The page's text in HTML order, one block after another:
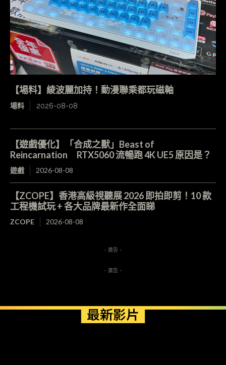
【場料】綾波麗加持！動漫聯乘都玩磁軸
場料 2026-08-08
【遊戲優化】「合成之獸」Beast of
Reincarnation RTX5060 流暢跑 4K UE5 原因是？
遊戲 2026-08-08
【ZCOPE】香港高級視聽展 2026 即拍即剪！10 款
工程機試玩 + 各大品牌最新作全面睇
ZCOPE 2026-08-08
- 廣告 -
- 廣告 -
最新影片